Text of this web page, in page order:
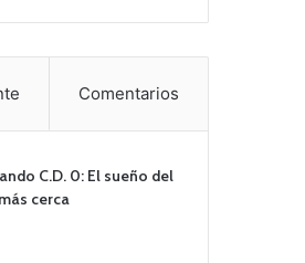
Comentarios
C.D. 0: El sueño del
cerca